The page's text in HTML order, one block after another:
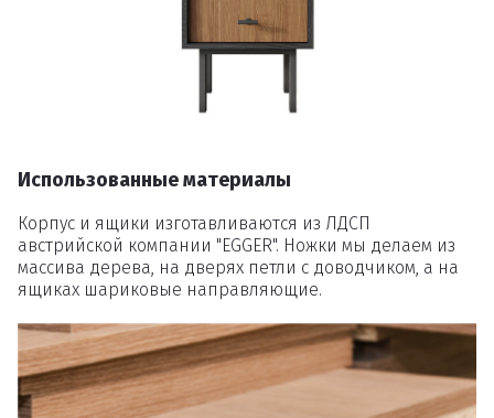
Использованные материалы
Корпус и ящики изготавливаются из ЛДСП
австрийской компании "EGGER". Ножки мы делаем из
массива дерева, на дверях петли с доводчиком, а на
ящиках шариковые направляющие.